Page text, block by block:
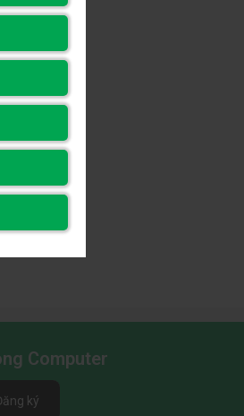
Computer
ký